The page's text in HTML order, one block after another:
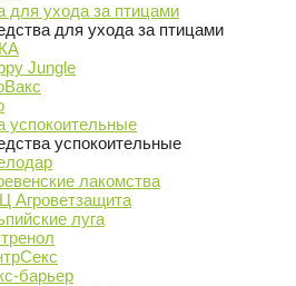
для ухода за птицами
для ухода за птицами
Jungle
успокоительные
успокоительные
лакомства
Агроветзащита
луга
барьер